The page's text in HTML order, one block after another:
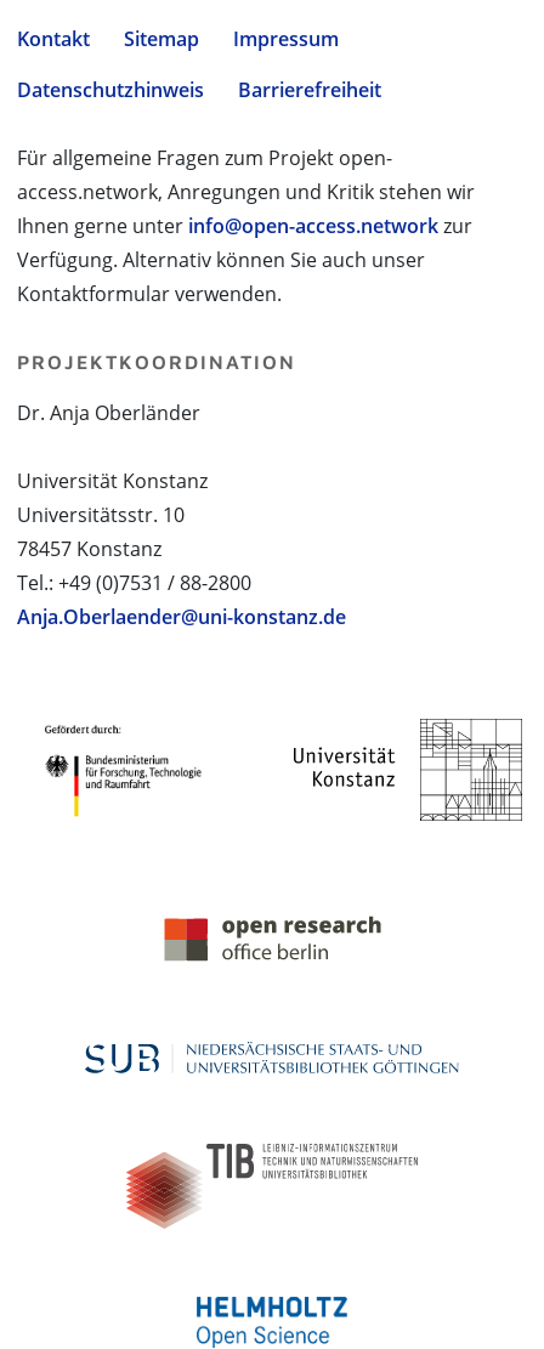
Kontakt Sitemap
Impressum
Datenschutzhinweis
Barrierefreiheit
Für allgemeine Fragen zum Projekt open-
access.network, Anregungen und Kritik stehen wir
Ihnen gerne unter info@open-access.networkzur
Verfügung. Alternativ können Sie auch unser
Kontaktformular verwenden.
PROJEKTKOORDINATION
Dr. Anja Oberländer
Universität Konstanz
Universitätsstr. 10
78457 Konstanz
Tel.: +49 (0)7531 / 88-2800
Anja.Oberlaender@uni-konstanz.de